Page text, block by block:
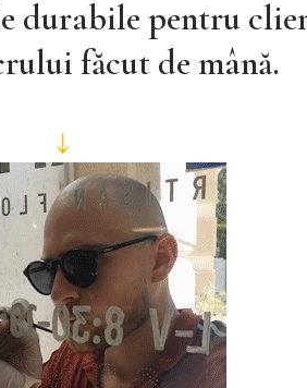
pictură și design
făcut de mână.
↓